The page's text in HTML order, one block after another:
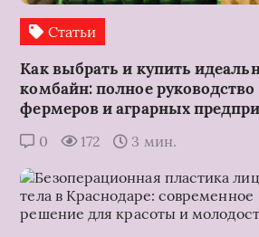
Статьи
Как выбрать и купить
комбайн: полное
фермеров и аграрных
0 172 3 мин.